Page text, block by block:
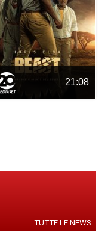
21:08
TUTTE LE NEWS